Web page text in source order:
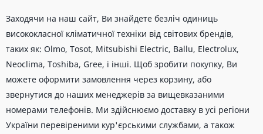
Заходячи на наш сайт, Ви знайдете безліч одиниць
висококласної кліматичної техніки від світових брендів,
таких як: Olmo, Tosot, Mitsubishi Electric, Ballu, Electrolux,
Neoclima, Toshiba, Gree, і інші. Щоб зробити покупку, Ви
можете оформити замовлення через корзину, або
звернутися до наших менеджерів за вищевказаними
номерами телефонів. Ми здійснюємо доставку в усі регіони
України перевіреними кур'єрськими службами, а також